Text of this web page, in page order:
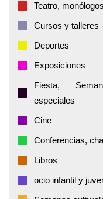
Teatro,
Cursos y talleres
Deportes
Exposiciones
Fiesta,
especiales
Cine
Conferencias,
Libros
ocio infantil y